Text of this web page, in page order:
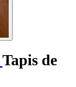
Tapis de